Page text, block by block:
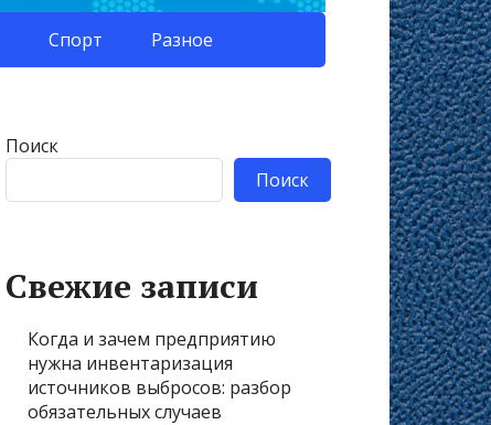
Спорт Разное
Поиск
Поиск
Свежие записи
Когда и зачем предприятию
нужна инвентаризация
источников выбросов: разбор
обязательных случаев